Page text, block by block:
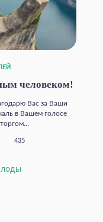
человеком!
Вас за Ваши
в Вашем голосе
435